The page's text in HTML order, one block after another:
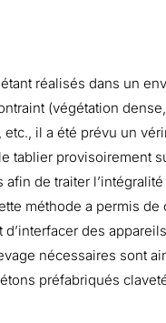
réalisés dans un
(végétation
il a été prévu un
tablier provisoirement
afin de traiter
méthode a permis de
d’interfacer des
nécessaires sont
préfabriqués